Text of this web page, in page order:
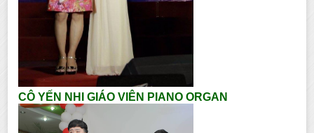
CÔ YẾN NHI GIÁO VIÊN PIANO ORGAN